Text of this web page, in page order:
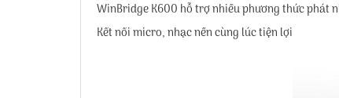
WinBridge K600 hỗ trợ nhiều phương thức phát
Kết nối micro, nhạc nền cùng lúc tiện lợi